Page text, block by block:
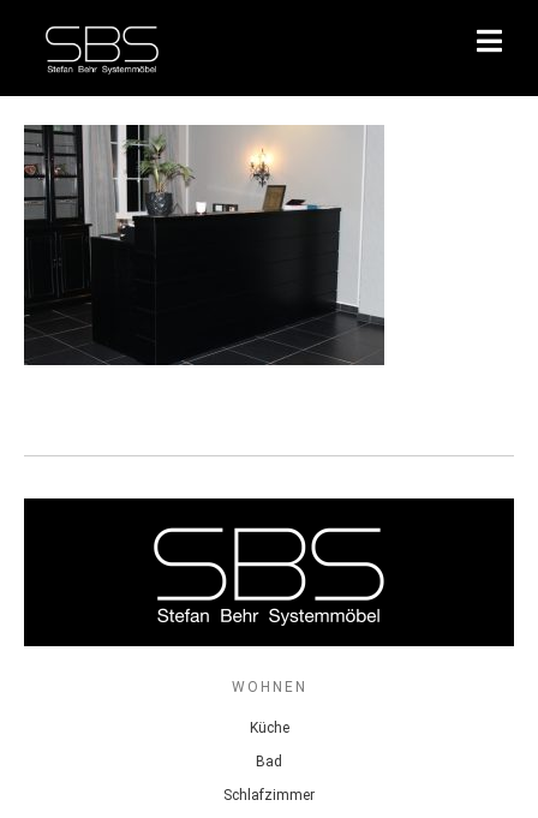
WOHNEN
Küche
Bad
Schlafzimmer